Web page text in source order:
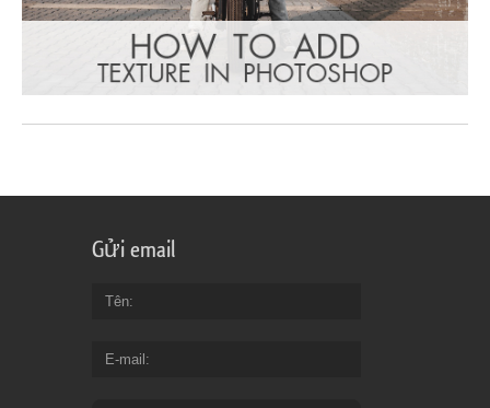
Gửi email
Tên
E-mail